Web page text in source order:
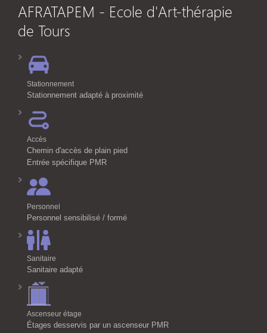
AFRATAPEM - Ecole d'Art-thérapie
de Tours
Stationnement
Stationnement adapté à proximité
Accès
Chemin d'accès de plain pied
Entrée spécifique PMR
Personnel
Personnel sensibilisé / formé
Sanitaire
Sanitaire adapté
Ascenseur étage
Étages desservis par un ascenseur PMR